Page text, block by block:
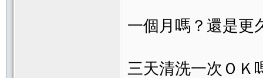
一個月嗎？還是更
三天清洗一次ＯＫ